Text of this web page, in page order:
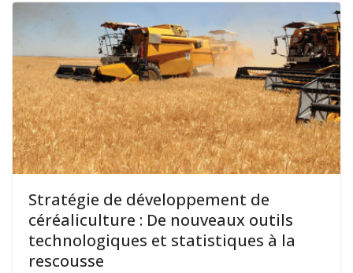
Stratégie de développement de
céréaliculture : De nouveaux outils
technologiques et statistiques à la
rescousse